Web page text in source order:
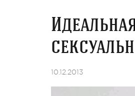
10.12.2013